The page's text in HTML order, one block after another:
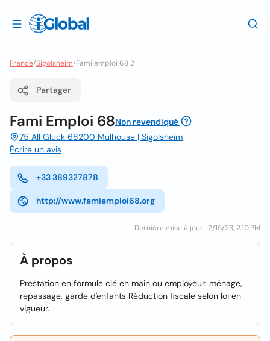
France/Sigolsheim/Fami emploi 68 2
Partager
Fami Emploi 68Non revendiqué
75 All Gluck 68200 Mulhouse | Sigolsheim
Écrire un avis
+33 389327878
http://www.famiemploi68.org
Dernière mise à jour : 2/15/23, 2:10 PM
À propos
Prestation en formule clé en main ou employeur: ménage,
repassage, garde d'enfants Réduction fiscale selon loi en
vigueur.